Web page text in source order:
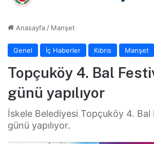
Anasayfa / Manşet
Genel İç Haberler Kıbrıs Manşet
Topçuköy 4. Bal
günü yapılıyor
İskele Belediyesi Topçuköy 4. Bal
günü yapılıyor.